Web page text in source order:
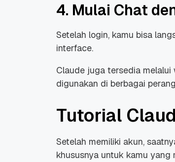
4. Mulai Chat
Setelah login, kamu bisa
interface.
Claude juga tersedia melalui
digunakan di berbagai
Tutorial
Setelah memiliki akun,
khususnya untuk kamu yang